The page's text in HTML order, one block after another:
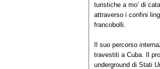
turistiche a mo’ di
attraverso i confini
francobolli.
Il suo percorso
travestiti a Cuba. Il
underground di Stati